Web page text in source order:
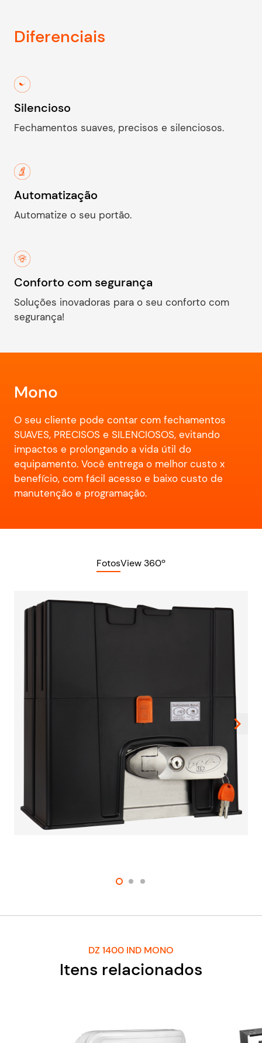
Diferenciais
Silencioso
Fechamentos suaves, precisos e silenciosos.
Automatização
Automatize o seu portão.
Conforto com segurança
Soluções inovadoras para o seu conforto com
segurança!
Mono
O seu cliente pode contar com fechamentos
SUAVES, PRECISOS e SILENCIOSOS, evitando
impactos e prolongando a vida útil do
equipamento. Você entrega o melhor custo x
benefício, com fácil acesso e baixo custo de
manutenção e programação.
FotosView 360º
DZ 1400 IND MONO
Itens relacionados